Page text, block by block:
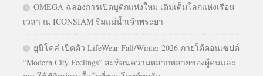
OMEGA ฉลองการเปิดบูติกแห่งใหม่ เติมเต็มโลกแห่งเรือน
เวลา ณ ICONSIAM ริมแม่น้ำเจ้าพระยา
ยูนิโคล่ เปิดตัว LifeWear Fall/Winter 2026 ภายใต้คอนเซปต์
“Modern City Feelings” สะท้อนความหลากหลายของผู้คนและ